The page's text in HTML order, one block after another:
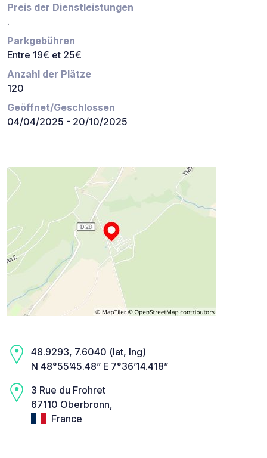
Preis der Dienstleistungen
.
Parkgebühren
Entre 19€ et 25€
Anzahl der Plätze
120
Geöffnet/Geschlossen
04/04/2025 - 20/10/2025
48.9293, 7.6040 (lat, lng)
N 48°55’45.48” E 7°36’14.418”
3 Rue du Frohret
67110 Oberbronn,
France